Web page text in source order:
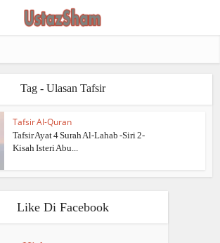
Tag - Ulasan Tafsir
Tafsir Al-Quran
Tafsir Ayat 4 Surah Al-Lahab -Siri 2-
Kisah Isteri Abu...
Like Di Facebook